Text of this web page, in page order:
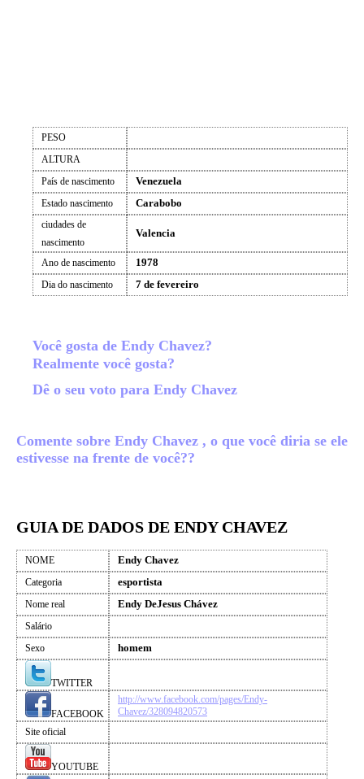
PESO
ALTURA
País de nascimento
Venezuela
Estado nascimento Carabobo
ciudades de
nascimento
Valencia
Ano de nascimento 1978
Dia do nascimento 7 de fevereiro
Você gosta de Endy Chavez?
Realmente você gosta?
Dê o seu voto para Endy Chavez
Comente sobre Endy Chavez , o que você diria se ele
estivesse na frente de você??
GUIA DE DADOS DE ENDY CHAVEZ
NOME Endy Chavez
Categoria esportista
Nome real Endy DeJesus Chávez
Salário
Sexo
homem
TWITTER
FACEBOOK
http://www.facebook.com/pages/Endy-
Chavez/328094820573
Site oficial
YOUTUBE